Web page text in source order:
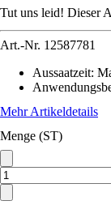
Tut uns leid! Dieser
Art.-Nr. 12587781
Aussaatzeit:
Mehr Artikeldetails
Menge (ST)